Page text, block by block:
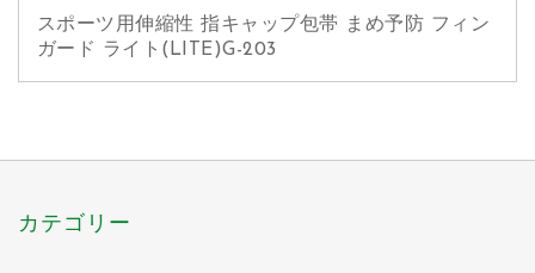
スポーツ用伸縮性 指キャップ包帯 まめ予防 フィン
ガード ライト(LITE)G-203
カテゴリー